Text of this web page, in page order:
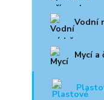
Vodní
Mycí